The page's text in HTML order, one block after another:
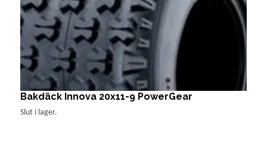
Bakdäck Innova 20x11-9 PowerGear
Slut i lager.